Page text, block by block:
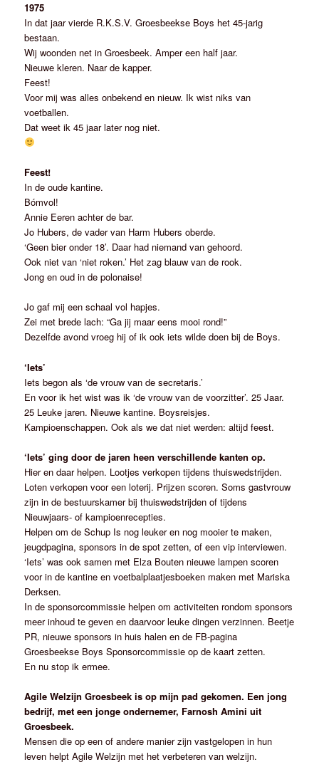
1975
In dat jaar vierde R.K.S.V. Groesbeekse Boys het 45-jarig
bestaan.
Wij woonden net in Groesbeek. Amper een half jaar.
Nieuwe kleren. Naar de kapper.
Feest!
Voor mij was alles onbekend en nieuw. Ik wist niks van
voetballen.
Dat weet ik 45 jaar later nog niet.
Feest!
In de oude kantine.
Bómvol!
Annie Eeren achter de bar.
Jo Hubers, de vader van Harm Hubers oberde.
‘Geen bier onder 18’. Daar had niemand van gehoord.
Ook niet van ‘niet roken.’ Het zag blauw van de rook.
Jong en oud in de polonaise!
Jo gaf mij een schaal vol hapjes.
Zei met brede lach: “Ga jij maar eens mooi rond!”
Dezelfde avond vroeg hij of ik ook iets wilde doen bij de Boys.
‘Iets’
Iets begon als ‘de vrouw van de secretaris.’
En voor ik het wist was ik ‘de vrouw van de voorzitter’. 25 Jaar.
25 Leuke jaren. Nieuwe kantine. Boysreisjes.
Kampioenschappen. Ook als we dat niet werden: altijd feest.
‘Iets’ ging door de jaren heen verschillende kanten op.
Hier en daar helpen. Lootjes verkopen tijdens thuiswedstrijden.
Loten verkopen voor een loterij. Prijzen scoren. Soms gastvrouw
zijn in de bestuurskamer bij thuiswedstrijden of tijdens
Nieuwjaars- of kampioenrecepties.
Helpen om de Schup Is nog leuker en nog mooier te maken,
jeugdpagina, sponsors in de spot zetten, of een vip interviewen.
‘Iets’ was ook samen met Elza Bouten nieuwe lampen scoren
voor in de kantine en voetbalplaatjesboeken maken met Mariska
Derksen.
In de sponsorcommissie helpen om activiteiten rondom sponsors
meer inhoud te geven en daarvoor leuke dingen verzinnen. Beetje
PR, nieuwe sponsors in huis halen en de FB-pagina
Groesbeekse Boys Sponsorcommissie op de kaart zetten.
En nu stop ik ermee.
Agile Welzijn Groesbeek is op mijn pad gekomen. Een jong
bedrijf, met een jonge ondernemer, Farnosh Amini uit
Groesbeek.
Mensen die op een of andere manier zijn vastgelopen in hun
leven helpt Agile Welzijn met het verbeteren van welzijn.